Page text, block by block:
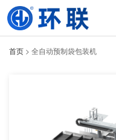
首页 > 全自动预制袋包装机